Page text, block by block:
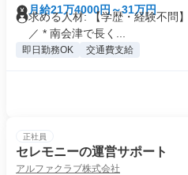
月給21万4000円～31万円
求める人材: 【学歴・経験不問
／ * 南会津で長く...
即日勤務OK 交通費支給
正社員
セレモニーの運営サポート
アルファクラブ株式会社